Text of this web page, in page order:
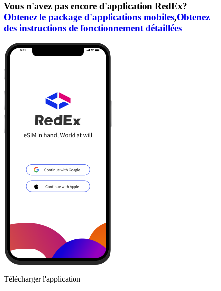
Vous n'avez pas encore d'application RedEx?
Obtenez le package d'applications mobiles,Obtenez
des instructions de fonctionnement détaillées
Télécharger l'application